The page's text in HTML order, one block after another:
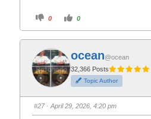
C
i
k
f
o
r
t
h
u
m
d
o
0
C
i
k
o
r
t
h
u
m
u
p
0
ocean@ocean
32,366 Posts
Topic Author
#27· April 29, 2026, 4:20 pm